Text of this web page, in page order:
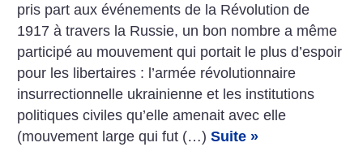
pris part aux événements de la Révolution de
1917 à travers la Russie, un bon nombre a même
participé au mouvement qui portait le plus d’espoir
pour les libertaires : l’armée révolutionnaire
insurrectionnelle ukrainienne et les institutions
politiques civiles qu’elle amenait avec elle
(mouvement large qui fut (…)Suite »